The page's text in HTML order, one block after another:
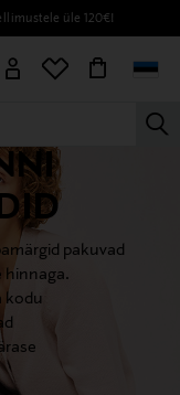
üle 120€!
KODU
pakuvad
hinnaga.
kodu